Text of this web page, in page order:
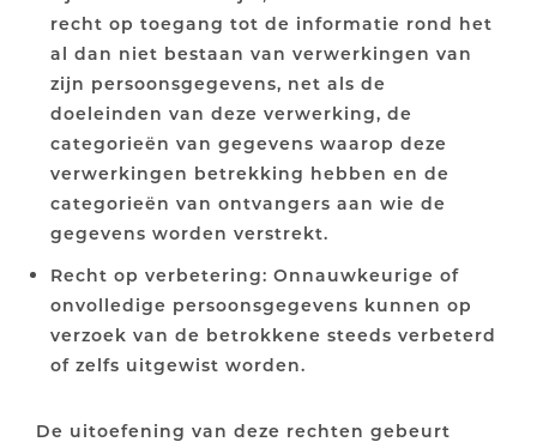
recht op toegang tot de informatie rond het
al dan niet bestaan van verwerkingen van
zijn persoonsgegevens, net als de
doeleinden van deze verwerking, de
categorieën van gegevens waarop deze
verwerkingen betrekking hebben en de
categorieën van ontvangers aan wie de
gegevens worden verstrekt.
Recht op verbetering: Onnauwkeurige of
onvolledige persoonsgegevens kunnen op
verzoek van de betrokkene steeds verbeterd
of zelfs uitgewist worden.
De uitoefening van deze rechten gebeurt